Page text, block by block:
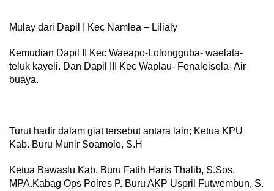
Mulay dari Dapil I Kec Namlea – Lilialy
Kemudian Dapil II Kec Waeapo-Lolongguba- waelata-
teluk kayeli. Dan Dapil III Kec Waplau- Fenaleisela- Air
buaya.
Turut hadir dalam giat tersebut antara lain; Ketua KPU
Kab. Buru Munir Soamole, S.H
Ketua Bawaslu Kab. Buru Fatih Haris Thalib, S.Sos.
MPA.Kabag Ops Polres P. Buru AKP Uspril Futwembun, S.